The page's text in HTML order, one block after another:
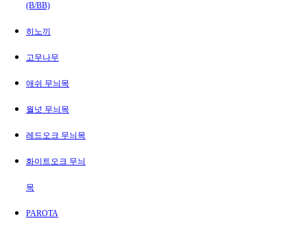
(B/BB)
히노끼
고무나무
애쉬 무늬목
월넛 무늬목
레드오크 무늬목
화이트오크 무늬
목
PAROTA